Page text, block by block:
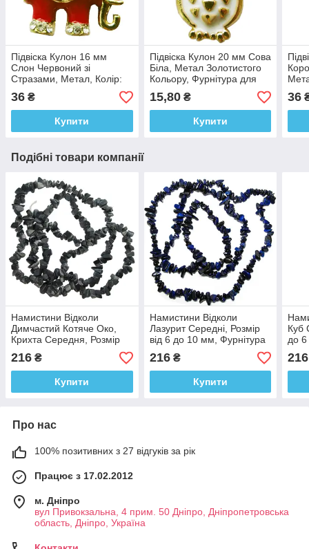
Підвіска Кулон 16 мм
Слон Червоний зі
Стразами, Метал, Колір:
Золото, Фурнітура для
Браслета, Рукоділля
36 ₴
Купити
Підвіска Кулон 20 мм Сова
Біла, Метал Золотистого
Кольору, Фурнітура для
Браслета, Рукоділля
15,80₴
Купити
36
Подібні товари компанії
Намистини Відколи
Димчастий Котяче Око,
Крихта Середня, Розмір
від 6 до 8 мм, Фурнітура
для Біжутерії, Рукоділля
216 ₴
Купити
Намистини Відколи
Лазурит Середні, Розмір
від 6 до 10 мм, Фурнітура
для Біжутерії, Рукоділля
216₴
Купити
Куб
до
216
Про нас
100% позитивних з 27 відгуків за рік
Працює з 17.02.2012
м. Дніпро
вул Привокзальна, 4 прим. 50 Дніпро, Дніпропетровська
область, Дніпро, Україна